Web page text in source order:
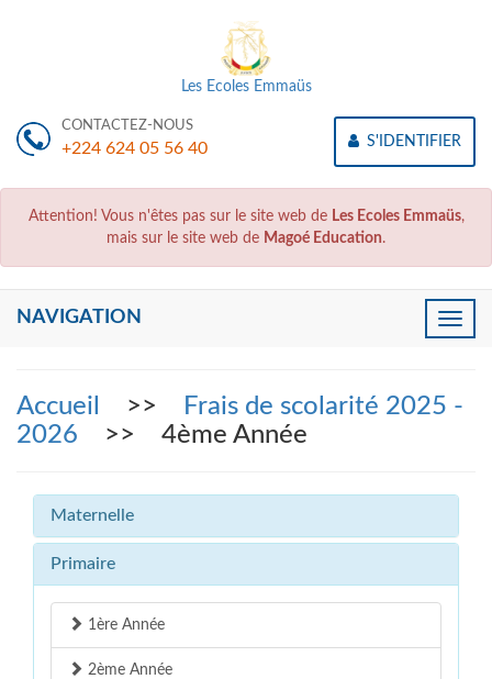
Les Ecoles Emmaüs
CONTACTEZ-NOUS
+224 624 05 56 40 S'IDENTIFIER
Attention! Vous n'êtes pas sur le site web de Les Ecoles Emmaüs,
mais sur le site web de Magoé Education.
Toggle
NAVIGATION
Accueil >>
Frais de scolarité 2025 -
2026
>> 4ème Année
Maternelle
Primaire
1ère Année
2ème Année